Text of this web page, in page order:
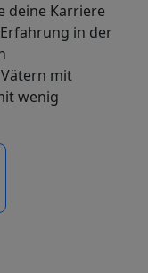
deine Karriere
in der
mit
wenig